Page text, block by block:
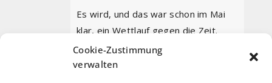
Cookie-Zustimmung
verwalten
Es wird, und das war schon im Mai
klar, ein Wettlauf gegen die Zeit.
Denn ohne baldige Erfolgserlebnisse
wird nichts entstehen. Wir können